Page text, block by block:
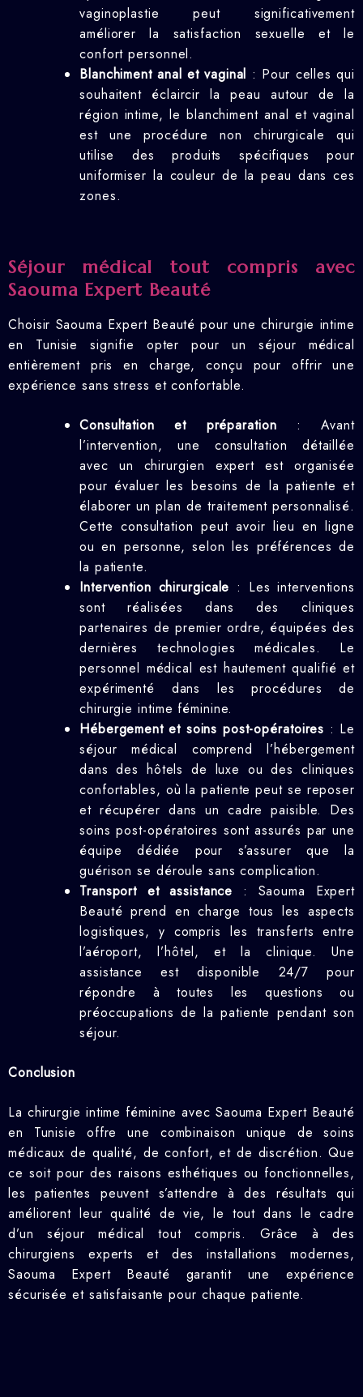
vaginoplastie peut significativement
améliorer la satisfaction sexuelle et le
confort personnel.
Blanchiment anal et vaginal : Pour celles qui
souhaitent éclaircir la peau autour de la
région intime, le blanchiment anal et vaginal
est une procédure non chirurgicale qui
utilise des produits spécifiques pour
uniformiser la couleur de la peau dans ces
zones.
Séjour médical tout compris avec
Saouma Expert Beauté
Choisir Saouma Expert Beauté pour une chirurgie intime
en Tunisie signifie opter pour un séjour médical
entièrement pris en charge, conçu pour offrir une
expérience sans stress et confortable.
Consultation et préparation : Avant
l’intervention, une consultation détaillée
avec un chirurgien expert est organisée
pour évaluer les besoins de la patiente et
élaborer un plan de traitement personnalisé.
Cette consultation peut avoir lieu en ligne
ou en personne, selon les préférences de
la patiente.
Intervention chirurgicale : Les interventions
sont réalisées dans des cliniques
partenaires de premier ordre, équipées des
dernières technologies médicales. Le
personnel médical est hautement qualifié et
expérimenté dans les procédures de
chirurgie intime féminine.
Hébergement et soins post-opératoires : Le
séjour médical comprend l’hébergement
dans des hôtels de luxe ou des cliniques
confortables, où la patiente peut se reposer
et récupérer dans un cadre paisible. Des
soins post-opératoires sont assurés par une
équipe dédiée pour s’assurer que la
guérison se déroule sans complication.
Transport et assistance : Saouma Expert
Beauté prend en charge tous les aspects
logistiques, y compris les transferts entre
l’aéroport, l’hôtel, et la clinique. Une
assistance est disponible 24/7 pour
répondre à toutes les questions ou
préoccupations de la patiente pendant son
séjour.
Conclusion
La chirurgie intime féminine avec Saouma Expert Beauté
en Tunisie offre une combinaison unique de soins
médicaux de qualité, de confort, et de discrétion. Que
ce soit pour des raisons esthétiques ou fonctionnelles,
les patientes peuvent s’attendre à des résultats qui
améliorent leur qualité de vie, le tout dans le cadre
d’un séjour médical tout compris. Grâce à des
chirurgiens experts et des installations modernes,
Saouma Expert Beauté garantit une expérience
sécurisée et satisfaisante pour chaque patiente.